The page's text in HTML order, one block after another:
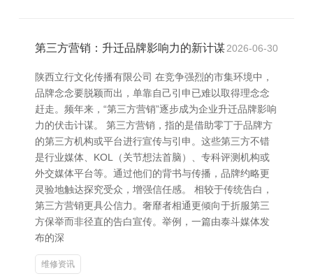
第三方营销：升迁品牌影响力的新计谋2026-06-30
陕西立行文化传播有限公司 在竞争强烈的市集环境中，
品牌念念要脱颖而出，单靠自己引申已难以取得理念念
赶走。频年来，“第三方营销”逐步成为企业升迁品牌影响
力的伏击计谋。 第三方营销，指的是借助零丁于品牌方
的第三方机构或平台进行宣传与引申。这些第三方不错
是行业媒体、KOL（关节想法首脑）、专科评测机构或
外交媒体平台等。通过他们的背书与传播，品牌约略更
灵验地触达探究受众，增强信任感。 相较于传统告白，
第三方营销更具公信力。奢靡者相通更倾向于折服第三
方保举而非径直的告白宣传。举例，一篇由泰斗媒体发
布的深
维修资讯